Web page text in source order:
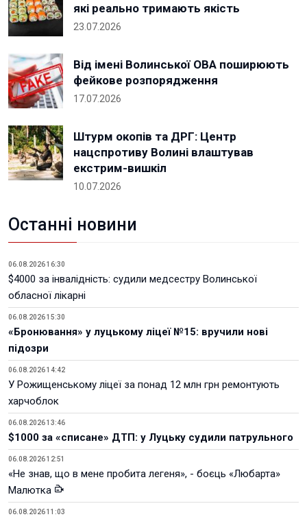
які реально тримають якість
23.07.2026
Від імені Волинської ОВА поширюють
фейкове розпорядження
17.07.2026
Штурм окопів та ДРГ: Центр
нацспротиву Волині влаштував
екстрим-вишкіл
10.07.2026
Останні новини
06.08.2026 16:30
$4000 за інвалідність: судили медсестру Волинської
обласної лікарні
06.08.2026 15:30
«Бронювання» у луцькому ліцеї №15: вручили нові
підозри
06.08.2026 14:42
У Рожищенському ліцеї за понад 12 млн грн ремонтують
харчоблок
06.08.2026 13:46
$1000 за «списане» ДТП: у Луцьку судили патрульного
06.08.2026 12:51
«Не знав, що в мене пробита легеня», - боєць «Любарта»
Малютка
06.08.2026 11:03